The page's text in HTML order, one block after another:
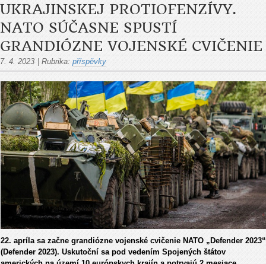
UKRAJINSKEJ PROTIOFENZÍVY.
NATO SÚČASNE SPUSTÍ
GRANDIÓZNE VOJENSKÉ CVIČENIE
7. 4. 2023 Rubrika: příspěvky
22. apríla sa začne grandiózne vojenské cvičenie NATO „Defender 2023“
(Defender 2023). Uskutoční sa pod vedením Spojených štátov